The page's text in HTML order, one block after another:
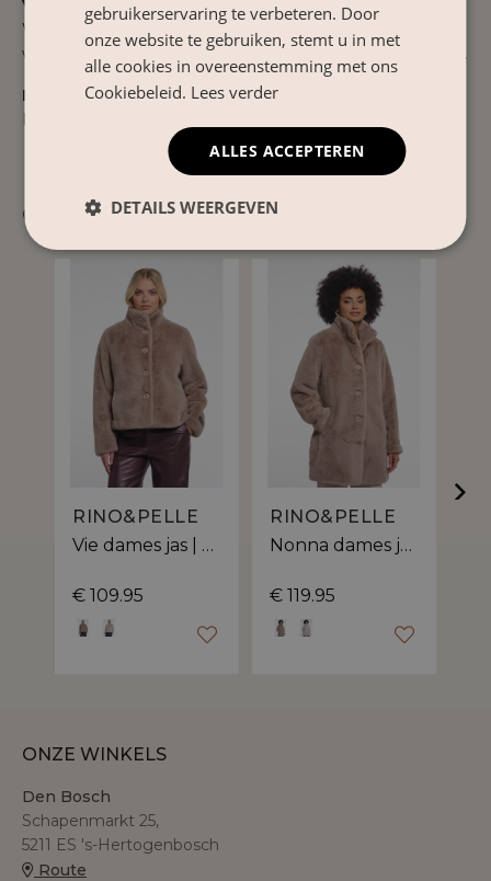
Verzorgingsinstructies
Wassen op 30°C bonte was, niet bleken, niet in de
wasdroger drogen, niet strijken en niet droogreinigen.
Product Nr.
Kion.7002611
Gerelateerde producten
RINO&PELLE
Vie dames jas | korte faux fur
€ 109.95
RINO&PELLE
Nonna dames jas | lange faux fur
€ 119.95
ONZE WINKELS
Den Bosch
Schapenmarkt 25,
5211 ES 's-Hertogenbosch
Route
gebruikerservaring te verbeteren. Door
onze website te gebruiken, stemt u in met
alle cookies in overeenstemming met ons
Cookiebeleid. Lees verder
ALLES ACCEPTEREN
DETAILS WEERGEVEN